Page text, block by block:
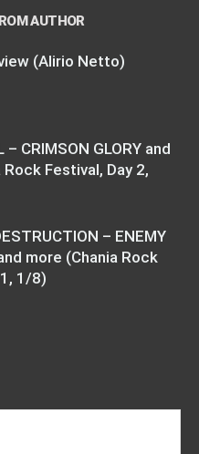
AUTHOR
(Alirio Netto)
– CRIMSON GLORY and
Rock Festival, Day 2,
– ENEMY
more (Chania Rock
1/8)